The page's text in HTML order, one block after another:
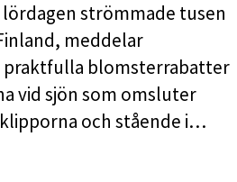
strömmade tusen
meddelar
praktfulla blomsterrabatter
vid sjön som omsluter
och stående i…